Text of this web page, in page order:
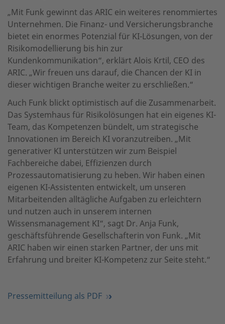
„Mit Funk gewinnt das ARIC ein weiteres renommiertes
Unternehmen. Die Finanz- und Versicherungsbranche
bietet ein enormes Potenzial für KI-Lösungen, von der
Risikomodellierung bis hin zur
Kundenkommunikation“, erklärt Alois Krtil, CEO des
ARIC. „Wir freuen uns darauf, die Chancen der KI in
dieser wichtigen Branche weiter zu erschließen.“
Auch Funk blickt optimistisch auf die Zusammenarbeit.
Das Systemhaus für Risikolösungen hat ein eigenes KI-
Team, das Kompetenzen bündelt, um strategische
Innovationen im Bereich KI voranzutreiben. „Mit
generativer KI unterstützen wir zum Beispiel
Fachbereiche dabei, Effizienzen durch
Prozessautomatisierung zu heben. Wir haben einen
eigenen KI-Assistenten entwickelt, um unseren
Mitarbeitenden alltägliche Aufgaben zu erleichtern
und nutzen auch in unserem internen
Wissensmanagement KI“, sagt Dr. Anja Funk,
geschäftsführende Gesellschafterin von Funk. „Mit
ARIC haben wir einen starken Partner, der uns mit
Erfahrung und breiter KI-Kompetenz zur Seite steht.“
Pressemitteilung als PDF